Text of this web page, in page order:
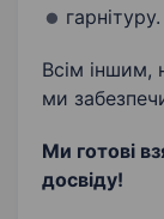
гарнітуру.
Всім іншим,
ми
Ми готові
досвіду!